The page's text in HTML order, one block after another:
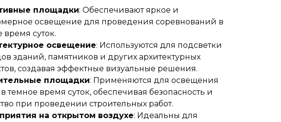
площадки: Обеспечивают яркое и
освещение для проведения соревнований в
время суток.
освещение: Используются для подсветки
зданий, памятников и других архитектурных
создавая эффектные визуальные решения.
площадки: Применяются для освещения
в темное время суток, обеспечивая безопасность и
при проведении строительных работ.
на открытом воздухе: Идеальны для